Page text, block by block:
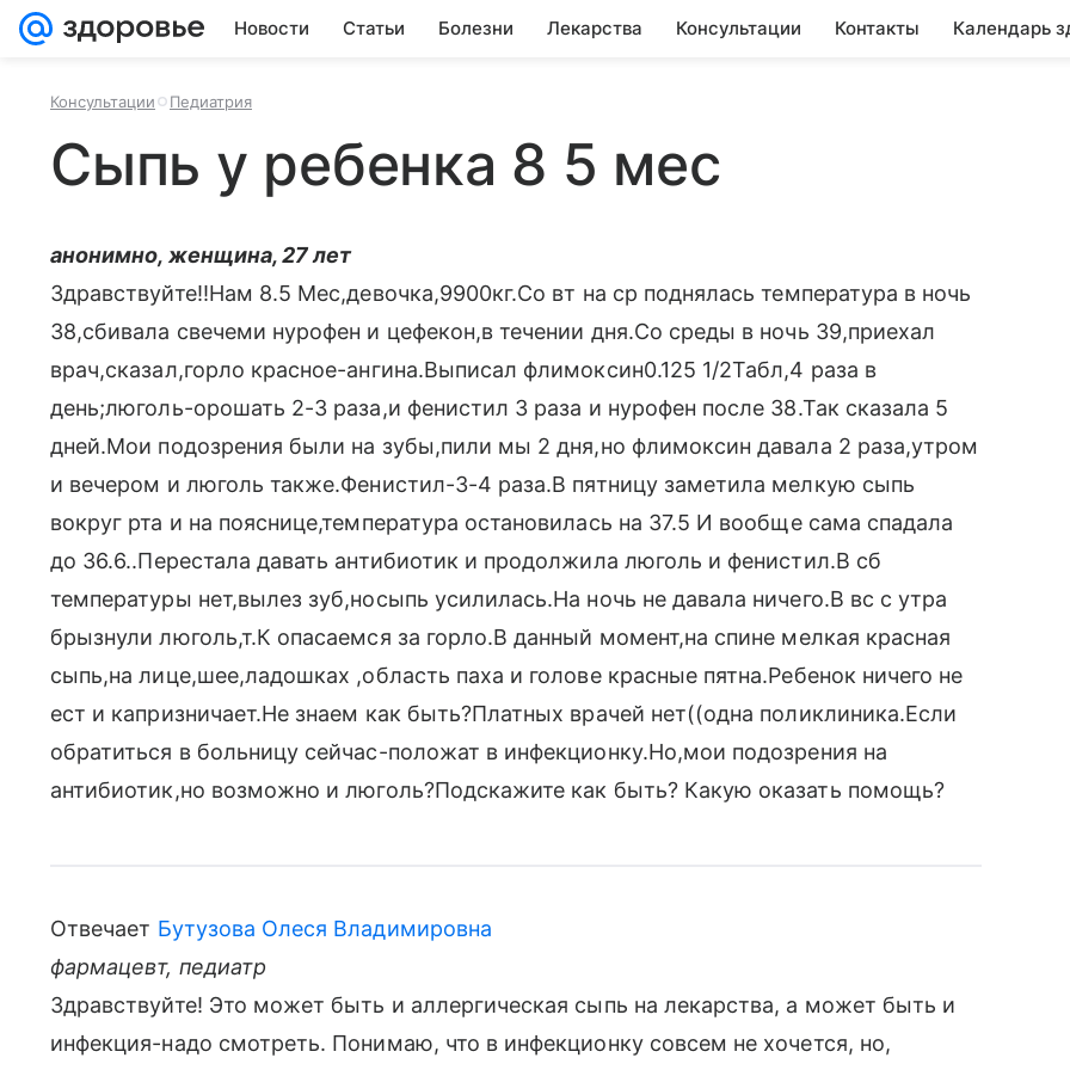
Новости Статьи Болезни Лекарства Консультации Контакты Календарь
Консультации Педиатрия
Сыпь у ребенка 8 5 мес
анонимно, женщина, 27 лет
Здравствуйте!!Нам 8.5 Мес,девочка,9900кг.Со вт на ср поднялась температура в ночь
38,сбивала свечеми нурофен и цефекон,в течении дня.Со среды в ночь 39,приехал
врач,сказал,горло красное-ангина.Выписал флимоксин0.125 1/2Табл,4 раза в
день;люголь-орошать 2-3 раза,и фенистил 3 раза и нурофен после 38.Так сказала 5
дней.Мои подозрения были на зубы,пили мы 2 дня,но флимоксин давала 2 раза,утром
и вечером и люголь также.Фенистил-3-4 раза.В пятницу заметила мелкую сыпь
вокруг рта и на пояснице,температура остановилась на 37.5 И вообще сама спадала
до 36.6..Перестала давать антибиотик и продолжила люголь и фенистил.В сб
температуры нет,вылез зуб,носыпь усилилась.На ночь не давала ничего.В вс с утра
брызнули люголь,т.К опасаемся за горло.В данный момент,на спине мелкая красная
сыпь,на лице,шее,ладошках ,область паха и голове красные пятна.Ребенок ничего не
ест и капризничает.Не знаем как быть?Платных врачей нет((одна поликлиника.Если
обратиться в больницу сейчас-положат в инфекционку.Но,мои подозрения на
антибиотик,но возможно и люголь?Подскажите как быть? Какую оказать помощь?
Отвечает Бутузова Олеся Владимировна
фармацевт, педиатр
Здравствуйте! Это может быть и аллергическая сыпь на лекарства, а может быть и
инфекция-надо смотреть. Понимаю, что в инфекционку совсем не хочется, но,